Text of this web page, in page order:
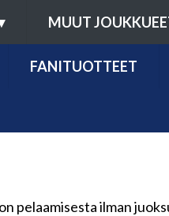
MUUT
FANITUOTTEET
pelaamisesta ilman